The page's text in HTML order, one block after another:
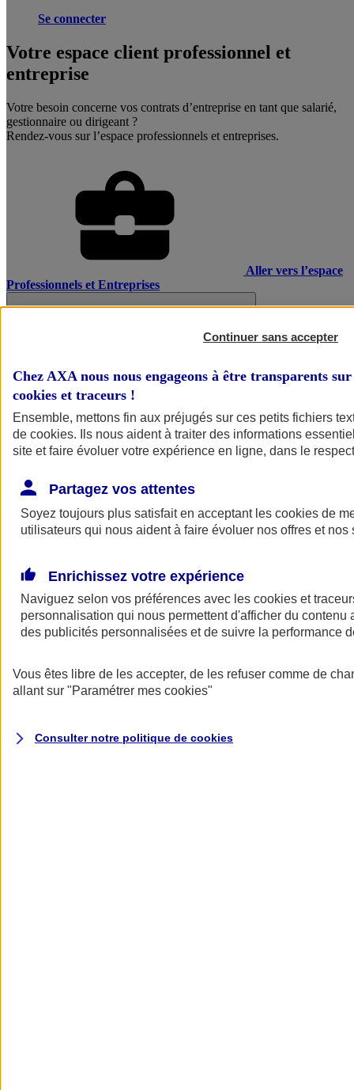
Se connecter
Votre espace client professionnel et
entreprise
Votre besoin concerne vos contrats d’entreprise en tant que salarié,
gestionnaire ou dirigeant ?
Rendez-vous sur l’espace professionnels et entreprises.
Aller vers l’espace
Professionnels et Entreprises
AXA Assurance
Continuer sans accepter
Chez AXA nous nous engageons à être transparents
cookies et traceurs !
Ensemble, mettons fin aux préjugés sur ces petits fichiers
de cookies. Ils nous aident à traiter des informations
site et faire évoluer votre expérience en ligne, dans le
Partagez vos attentes
Soyez toujours plus satisfait en acceptant les cookies de
utilisateurs qui nous aident à faire évoluer nos offres et nos
Enrichissez votre expérience
Naviguez selon vos préférences avec les cookies et
personnalisation qui nous permettent d'afficher du contenu
des publicités personnalisées et de suivre la performance
Vous êtes libre de les accepter, de les refuser comme de
allant sur "Paramétrer mes cookies"
Consulter notre politique de cookies